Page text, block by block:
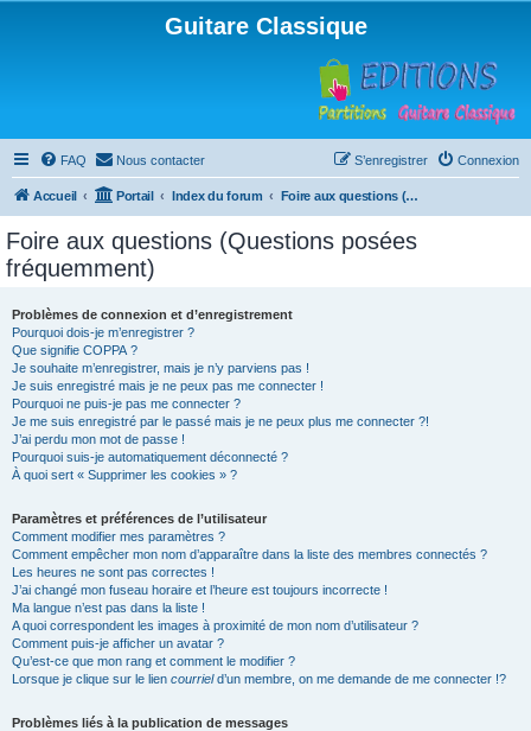
Guitare Classique
FAQ Nous contacter Connexion
S’enregistrer
Accueil Portail Index du forum Foire aux questions (Questions posées fréquemment)
Foire aux questions (Questions posées
fréquemment)
Problèmes de connexion et d’enregistrement
Pourquoi dois-je m’enregistrer ?
Que signifie COPPA ?
Je souhaite m’enregistrer, mais je n’y parviens pas !
Je suis enregistré mais je ne peux pas me connecter !
Pourquoi ne puis-je pas me connecter ?
Je me suis enregistré par le passé mais je ne peux plus me connecter ?!
J’ai perdu mon mot de passe !
Pourquoi suis-je automatiquement déconnecté ?
À quoi sert « Supprimer les cookies » ?
Paramètres et préférences de l’utilisateur
Comment modifier mes paramètres ?
Comment empêcher mon nom d’apparaître dans la liste des membres connectés ?
Les heures ne sont pas correctes !
J’ai changé mon fuseau horaire et l’heure est toujours incorrecte !
Ma langue n’est pas dans la liste !
A quoi correspondent les images à proximité de mon nom d’utilisateur ?
Comment puis-je afficher un avatar ?
Qu’est-ce que mon rang et comment le modifier ?
Lorsque je clique sur le lien courrield’un membre, on me demande de me connecter !?
Problèmes liés à la publication de messages